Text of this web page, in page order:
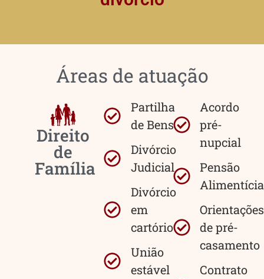
Áreas de atuação
Direito
de
Família
Partilha
de Bens
Divórcio
Judicial
Divórcio
em
cartório
União
estável
Acordo
pré-
nupcial
Pensão
Alimentícia
Orientações
de pré-
casamento
Contrato